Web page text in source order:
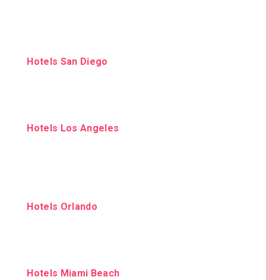
Hotels San Diego
Hotels Los Angeles
Hotels Orlando
Hotels Miami Beach